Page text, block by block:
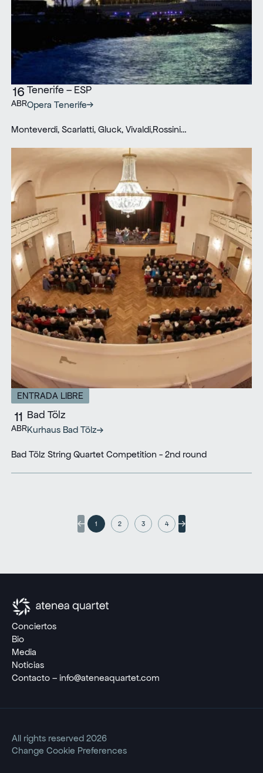
16
ABR
Tenerife – ESP
Opera Tenerife
Monteverdi, Scarlatti, Gluck, Vivaldi,Rossini…
ENTRADA LIBRE
11
ABR
Bad Tölz
Kurhaus Bad Tölz
Bad Tölz String Quartet Competition - 2nd round
1 2 3 4
Conciertos
Bio
Media
Noticias
Contacto – info@ateneaquartet.com
All rights reserved 2026
Change Cookie Preferences